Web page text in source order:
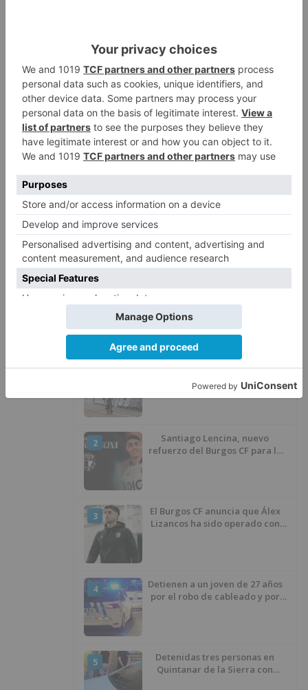
proceso de realojo
3
Un libro rescata la historia y
memoria del pueblo burgalés de
Huérmeces
4
de inmigrantes
5
El PSOE denuncia que las
piscinas municipales de Burgos
llevan seis meses sin la
plagas
LO ÚLTIMO
1
Felix Gall asalta el liderato con
2
Santiago Lencina, nuevo
refuerzo del Burgos CF para la
3
El Burgos CF anuncia que Álex
Lizancos ha sido operado con
4
Detienen a un joven de 27 años
por el robo de cableado y por
5
Detenidas tres personas en
Quintanar de la Sierra con